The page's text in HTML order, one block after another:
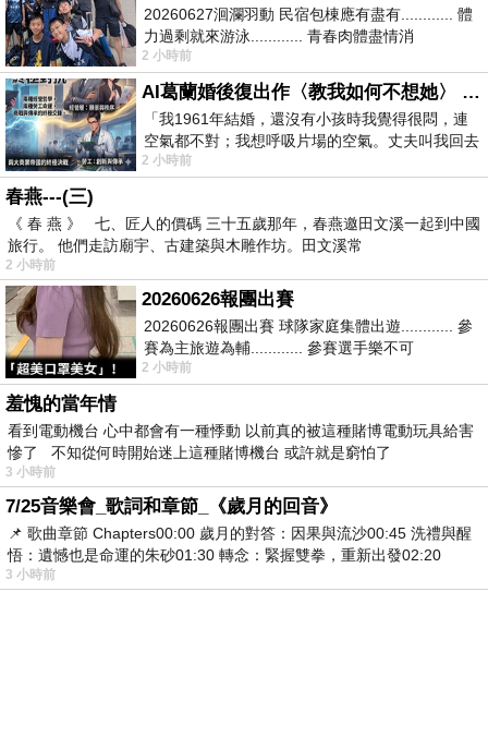
20260627洄瀾羽動 民宿包棟應有盡有............ 體
力過剩就來游泳............ 青春肉體盡情消
磨............ 晚餐不必
2 小時前
AI葛蘭婚後復出作〈教我如何不想她〉 #戀上老電影 #葛蘭 #粟子
「我1961年結婚，還沒有小孩時我覺得很悶，連
空氣都不對；我想呼吸片場的空氣。丈夫叫我回去
試試看……拍了〈教我如何不想她〉（1963
2 小時前
春燕---(三)
《 春 燕 》 七、匠人的價碼 三十五歲那年，春燕邀田文溪一起到中國
旅行。 他們走訪廟宇、古建築與木雕作坊。田文溪常
2 小時前
20260626報團出賽
20260626報團出賽 球隊家庭集體出遊............ 參
賽為主旅遊為輔............ 參賽選手樂不可
支............ 賽前旅遊
2 小時前
羞愧的當年情
看到電動機台 心中都會有一種悸動 以前真的被這種賭博電動玩具給害
慘了 不知從何時開始迷上這種賭博機台 或許就是窮怕了
3 小時前
7/25音樂會_歌詞和章節_《歲月的回音》
📌 歌曲章節 Chapters00:00​ 歲月的對答：因果與流沙00:45​ 洗禮與醒
悟：遺憾也是命運的朱砂01:30​ 轉念：緊握雙拳，重新出發02:20
3 小時前